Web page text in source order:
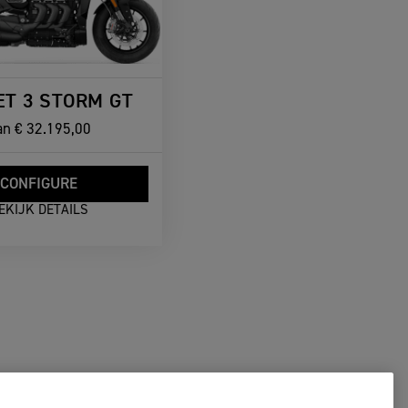
3 STORM GT
€ 32.195,00
CONFIGURE
DETAILS